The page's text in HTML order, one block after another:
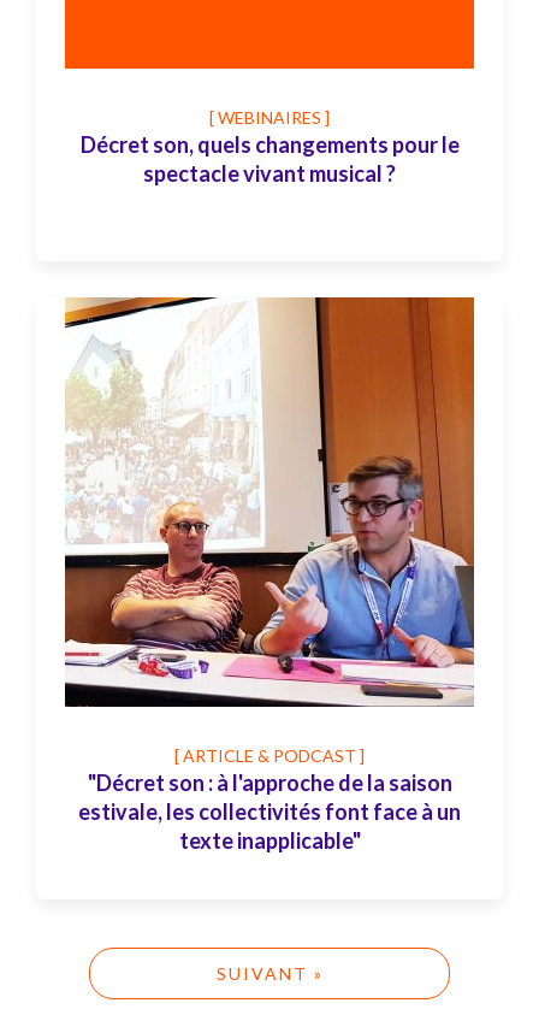
[ WEBINAIRES ]
Décret son, quels changements pour le
spectacle vivant musical ?
[ ARTICLE & PODCAST ]
"Décret son : à l'approche de la saison
estivale, les collectivités font face à un
texte inapplicable"
SUIVANT »